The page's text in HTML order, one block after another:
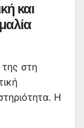
και
στη
Η